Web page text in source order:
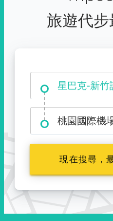
旅遊代
大霸尖山登
桃園國際機
現在搜尋，